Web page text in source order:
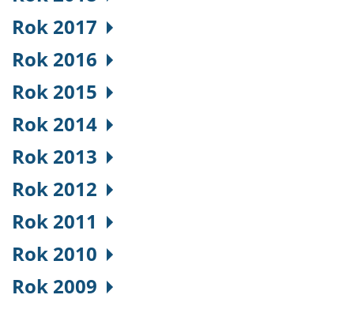
Rok 2017
Rok 2016
Rok 2015
Rok 2014
Rok 2013
Rok 2012
Rok 2011
Rok 2010
Rok 2009